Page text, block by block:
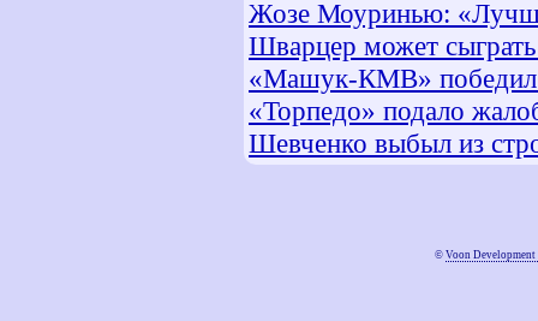
Жозе Моуринью:
Шварцер может
«Машук-КМВ» победил
«Торпедо» подало
Шевченко выбыл из
© Voon Development